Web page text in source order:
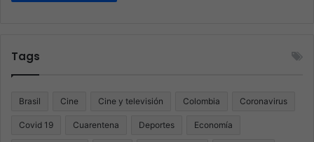
Tags
Brasil Cine Cine y televisión Colombia Coronavirus
Covid 19 Cuarentena Deportes Economía